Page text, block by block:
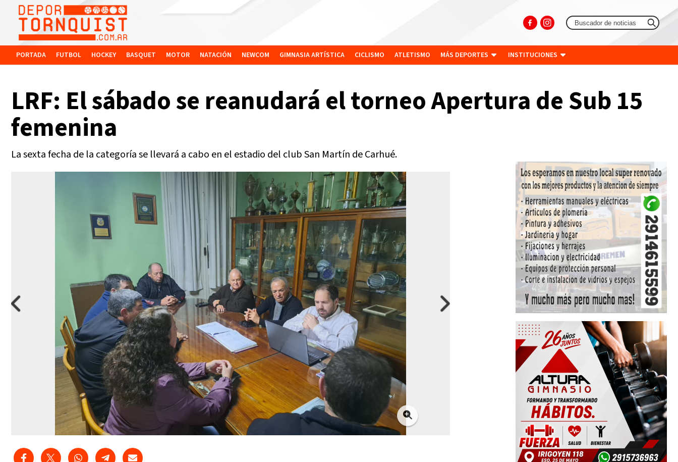
PORTADA FUTBOL HOCKEY BASQUET MOTOR NATACIÓN NEWCOM GIMNASIA ARTÍSTICA CICLISMO ATLETISMO MÁS DEPORTES INSTITUCIONES
LRF: El sábado se reanudará el torneo Apertura de Sub 15
femenina
La sexta fecha de la categoría se llevará a cabo en el estadio del club San Martín de Carhué.